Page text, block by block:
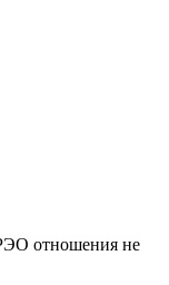
отношения не